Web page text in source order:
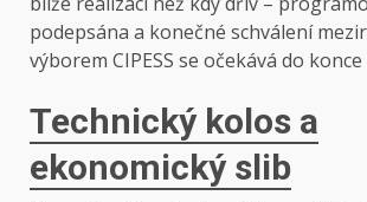
podepsána a konečné schválení
výborem CIPESS se očekává do konce
Technický kolos a
ekonomický slib